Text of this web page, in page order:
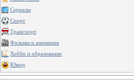
Сериалы
Спорт
Транспорт
Фильмы и анимация
Хобби и образование
Юмор